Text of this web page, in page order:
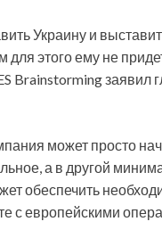
Украину и
этого ему не
Brainstorming
может просто
а в другой
обеспечить
с европейскими